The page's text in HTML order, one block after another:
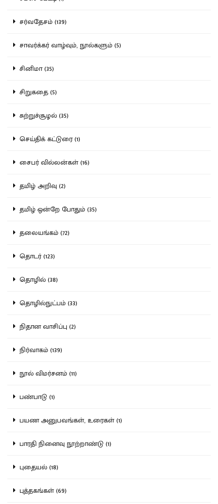
சர்வதேசம் (139)
சாவர்க்கர் வாழ்வும், நூல்களும் (5)
சினிமா (35)
சிறுகதை (5)
சுற்றுச்சூழல் (35)
செய்திக் கட்டுரை (1)
சைபர் வில்லன்கள் (16)
தமிழ் அறிவு (2)
தமிழ் ஒன்றே போதும் (35)
தலையங்கம் (72)
தொடர் (123)
தொழில் (38)
தொழில்நுட்பம் (33)
நிதான வாசிப்பு (2)
நிர்வாகம் (139)
நூல் விமர்சனம் (11)
பண்பாடு (1)
பயண அனுபவங்கள், உரைகள் (1)
பாரதி நினைவு நூற்றாண்டு (1)
புதையல் (18)
புத்தகங்கள் (69)